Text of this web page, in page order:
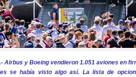
Airbus y Boeing vendieron 1.051 aviones en
se había visto algo así. La lista de